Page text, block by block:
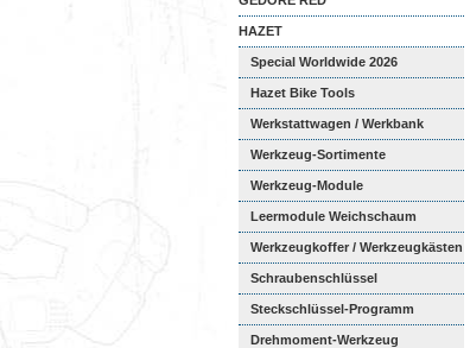
HAZET
Special Worldwide 2026
Hazet Bike Tools
Werkstattwagen / Werkbank
Werkzeug-Sortimente
Werkzeug-Module
Weichschaumeinl...
Leermodule Weichschaum
Werkzeugkoffer / Werkzeugkästen
Schraubenschlüssel
Steckschlüssel-Programm
Drehmoment-Werkzeug